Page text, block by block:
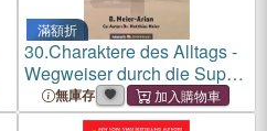
滿額折
30.Charaktere des Alltags -
Wegweiser durch die Suppe
des Lebens: Auch für
Männer geeignet!
無庫存